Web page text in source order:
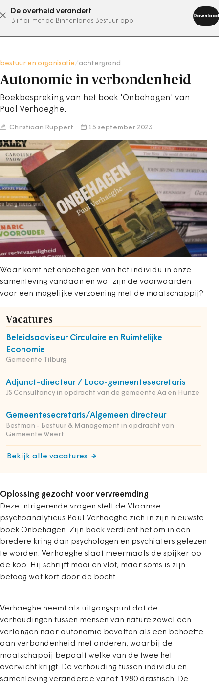
De overheid verandert
Blijf bij met de Binnenlands Bestuur app
Download
abonneer nu
bestuur en organisatie achtergrond
Autonomie in verbondenheid
Boekbespreking van het boek 'Onbehagen' van
Pual Verhaeghe.
Christiaan Ruppert 15 september 2023
Waar komt het onbehagen van het individu in onze
samenleving vandaan en wat zijn de voorwaarden
voor een mogelijke verzoening met de maatschappij?
Vacatures
Beleidsadviseur Circulaire en Ruimtelijke
Economie
Gemeente Tilburg
Adjunct-directeur / Loco-gemeentesecretaris
JS Consultancy in opdracht van de gemeente Aa en Hunze
Gemeentesecretaris/Algemeen directeur
Bestman - Bestuur & Management in opdracht van
Gemeente Weert
Bekijk alle vacatures
Oplossing gezocht voor vervreemding
Deze intrigerende vragen stelt de Vlaamse
psychoanalyticus Paul Verhaeghe zich in zijn nieuwste
boek Onbehagen. Zijn boek verdient het om in een
bredere kring dan psychologen en psychiaters gelezen
te worden. Verhaeghe slaat meermaals de spijker op
de kop. Hij schrijft mooi en vlot, maar soms is zijn
betoog wat kort door de bocht.
Verhaeghe neemt als uitgangspunt dat de
verhoudingen tussen mensen van nature zowel een
verlangen naar autonomie bevatten als een behoefte
aan verbondenheid met anderen, waarbij de
maatschappij bepaalt welke van de twee het
overwicht krijgt. De verhouding tussen individu en
samenleving veranderde vanaf 1980 drastisch. De